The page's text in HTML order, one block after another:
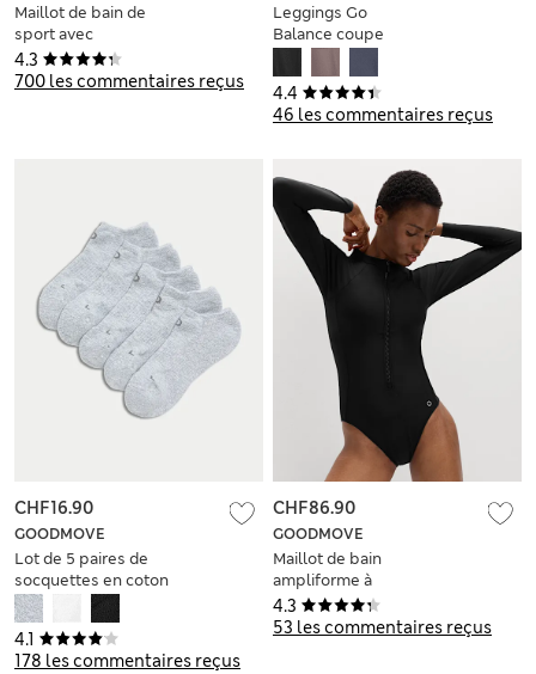
4.3
700 les commentaires reçus
Maillot de bain de
sport avec
fermeture à glissière
4.4
46 les commentaires reçus
Leggings Go
Balance coupe
taille
4.1
178 les commentaires reçus
GOODMOVE
Lot de 5 paires de
socquettes en coton
CHF16.90
4.3
53 les commentaires reçus
GOODMOVE
Maillot de bain
ampliforme à
manches longues en
Scuba
CHF86.90